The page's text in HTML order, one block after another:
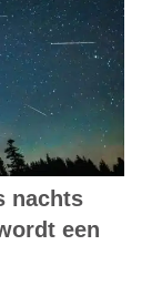
nachts
een